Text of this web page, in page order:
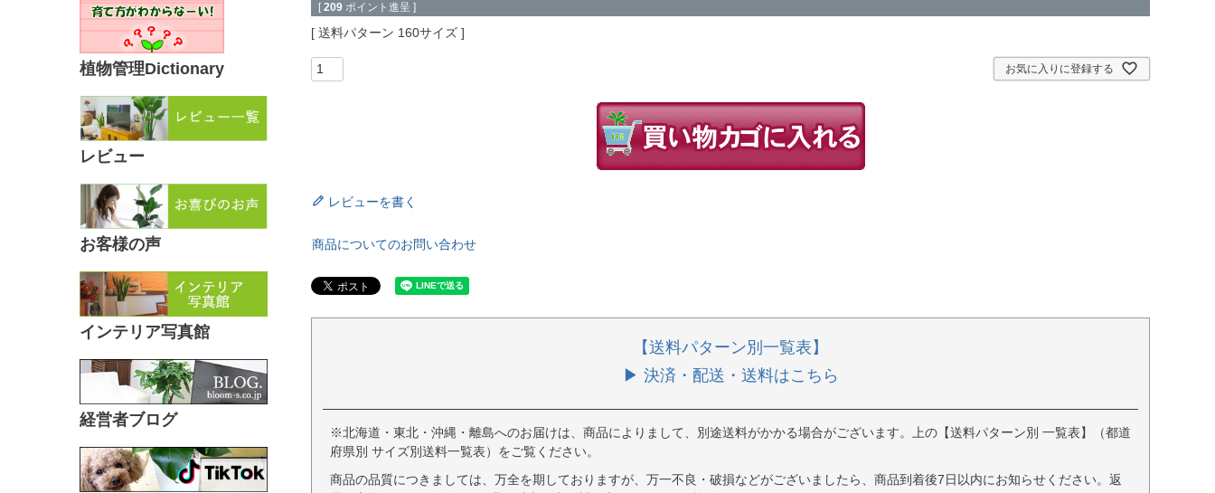
植物管理Dictionary
レビュー
お客様の声
インテリア写真館
経営者ブログ
[ 209 ポイント進呈 ]
送料パターン 160サイズ
お気に入りに登録する
レビューを書く
商品についてのお問い合わせ
【送料パターン別一覧表】
▶ 決済・配送・送料はこちら
※北海道・東北・沖縄・離島へのお届けは、商品によりまして、別途送料がかかる場合がございます。上の【送料パターン別 一覧表】（都道
府県別 サイズ別送料一覧表）をご覧ください。
商品の品質につきましては、万全を期しておりますが、万一不良・破損などがございましたら、商品到着後7日以内にお知らせください。返